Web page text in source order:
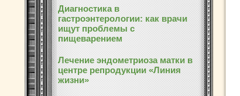
Диагностика в
гастроэнтерологии: как врачи
ищут проблемы с
пищеварением
Лечение эндометриоза матки в
центре репродукции «Линия
жизни»